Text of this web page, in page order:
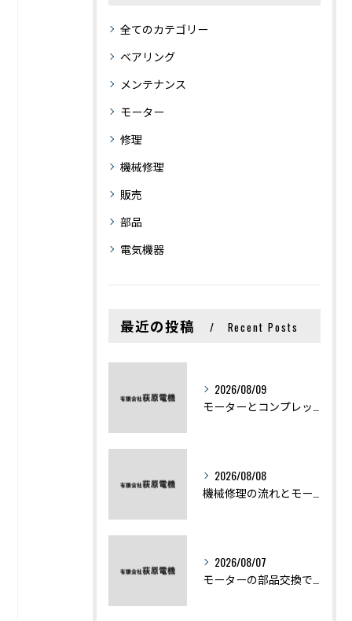
全てのカテゴリー
ベアリング
メンテナンス
モーター
修理
機械修理
販売
部品
電気機器
最近の投稿 Recent Posts
2026/08/09
2026/08/08
2026/08/07